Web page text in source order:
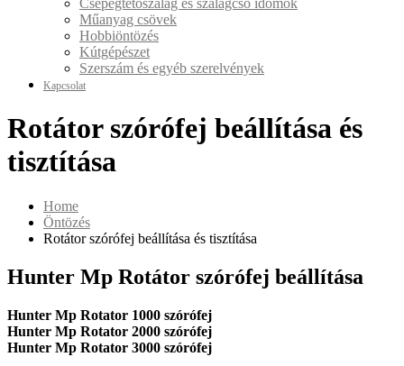
Csepegtetőszalag és szalagcső idomok
Műanyag csövek
Hobbiöntözés
Kútgépészet
Szerszám és egyéb szerelvények
Kapcsolat
Rotátor szórófej beállítása és
tisztítása
Home
Öntözés
Rotátor szórófej beállítása és tisztítása
Hunter Mp Rotátor szórófej beállítása
Hunter Mp Rotator 1000 szórófej
Hunter Mp Rotator 2000 szórófej
Hunter Mp Rotator 3000 szórófej